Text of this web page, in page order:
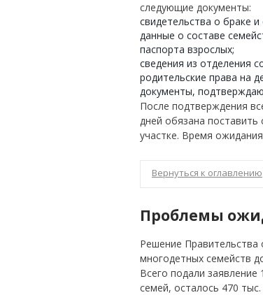
следующие документы:
свидетельства о браке
данные о составе
паспорта взрослых;
сведения из отделения
родительские права на
документы,
После подтверждения
дней обязана
участке. Время
Вернуться к оглавлению
Проблемы
Решение
многодетных семейств
Всего подали
семей, осталось 470